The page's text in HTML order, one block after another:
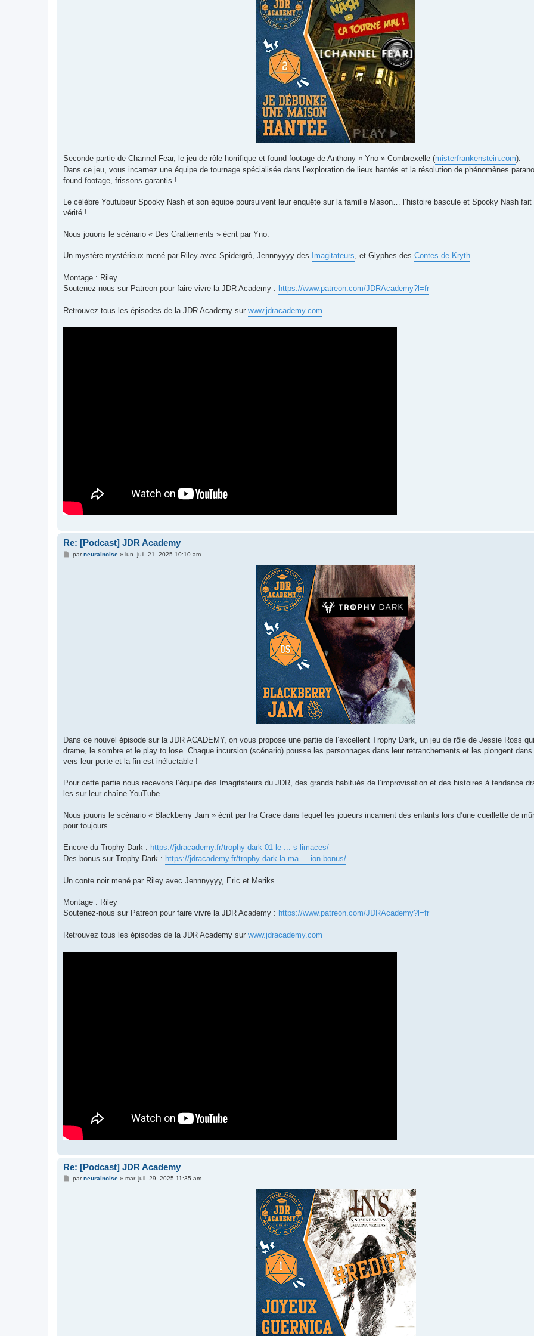
Seconde partie de Channel Fear, le jeu de rôle horrifique et found footage de Anthony « Yno » Combrexelle (misterfrankenstein.com).
Dans ce jeu, vous incarnez une équipe de tournage spécialisée dans l’exploration de lieux hantés et la résolution de phénomènes
found footage, frissons garantis !
Le célèbre Youtubeur Spooky Nash et son équipe poursuivent leur enquête sur la famille Mason… l’histoire bascule et Spooky Nash
vérité !
Nous jouons le scénario « Des Grattements » écrit par Yno.
Un mystère mystérieux mené par Riley avec Spidergrô, Jennnyyyy des Imagitateurs, et Glyphes des Contes de Kryth.
Montage : Riley
Soutenez-nous sur Patreon pour faire vivre la JDR Academy : https://www.patreon.com/JDRAcademy?l=fr
Retrouvez tous les épisodes de la JDR Academy sur www.jdracademy.com
Re: [Podcast] JDR Academy
Mparneuralnoise» lun. juil. 21, 2025 10:10 am
Dans ce nouvel épisode sur la JDR ACADEMY, on vous propose une partie de l’excellent Trophy Dark, un jeu de rôle de Jessie Ross
drame, le sombre et le play to lose. Chaque incursion (scénario) pousse les personnages dans leur retranchements et les plongent
vers leur perte et la fin est inéluctable !
Pour cette partie nous recevons l’équipe des Imagitateurs du JDR, des grands habitués de l’improvisation et des histoires à tendance
les sur leur chaîne YouTube.
Nous jouons le scénario « Blackberry Jam » écrit par Ira Grace dans lequel les joueurs incarnent des enfants lors d’une cueillette de
pour toujours…
Encore du Trophy Dark : https://jdracademy.fr/trophy-dark-01-le ... s-limaces/
Des bonus sur Trophy Dark : https://jdracademy.fr/trophy-dark-la-ma ... ion-bonus/
Un conte noir mené par Riley avec Jennnyyyy, Eric et Meriks
Montage : Riley
Soutenez-nous sur Patreon pour faire vivre la JDR Academy : https://www.patreon.com/JDRAcademy?l=fr
Retrouvez tous les épisodes de la JDR Academy sur www.jdracademy.com
Re: [Podcast] JDR Academy
Mparneuralnoise» mar. juil. 29, 2025 11:35 am